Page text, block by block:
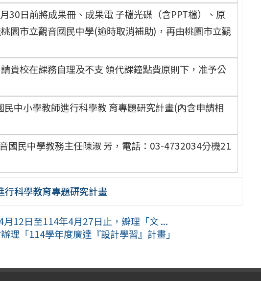
30日前將成果冊、成果電 子檔光碟（含PPT檔）、原
園市立觀音國民中學(逾時取消補助)，再由桃園市立觀
貴校在課務自理及不支 領代課鐘點費原則下，准予公
中小學教師進行科學教 育專題研究計畫(內含申請相
國民中學教務主任陳淑 芳，電話：03-4732034分機21
科學教育專題研究計畫
12日至114年4月27日止，辧理「文 ...
理「114學年度廣達『設計學習』計畫」